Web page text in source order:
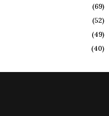
(69)
(52)
(49)
(40)